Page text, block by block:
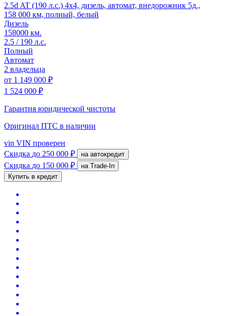
2.5d AT (190 л.с.) 4x4, дизель, автомат, внедорожник 5д.,
158 000 км, полный, белый
Дизель
158000 км.
2.5 / 190 л.с.
Полный
Автомат
2 владельца
от 1 149 000 ₽
1 524 000 ₽
Гарантия юридической чистоты
Оригинал ПТС в наличии
vin VIN проверен
Скидка до 250 000 ₽ на автокредит
Скидка до 150 000 ₽
на Trade-In
Купить в кредит